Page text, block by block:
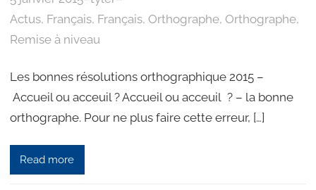
Actus, Français, Français, Orthographe, Orthographe
Remise à niveau
Les bonnes résolutions orthographique 2015 –
Accueil ou acceuil ? Accueil ou acceuil ? – la bonne
orthographe. Pour ne plus faire cette erreur, […]
Read more